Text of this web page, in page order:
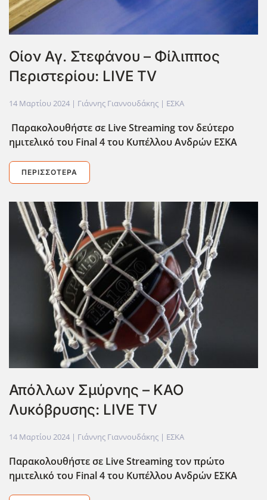
Οίον Αγ. Στεφάνου – Φίλιππος
Περιστερίου: LIVE TV
14 Μαρτίου 2024 | Γιάννης Γιαννουδάκης | ΕΣΚΑ
Παρακολουθήστε σε LiveStreamingτον δεύτερο
ημιτελικό του Final4 του Κυπέλλου Ανδρών ΕΣΚΑ
ΠΕΡΙΣΣΌΤΕΡΑ
Απόλλων Σμύρνης – ΚΑΟ
Λυκόβρυσης: LIVE TV
14 Μαρτίου 2024 | Γιάννης Γιαννουδάκης | ΕΣΚΑ
Παρακολουθήστε σε LiveStreamingτον πρώτο
ημιτελικό του Final4 του Κυπέλλου Ανδρών ΕΣΚΑ